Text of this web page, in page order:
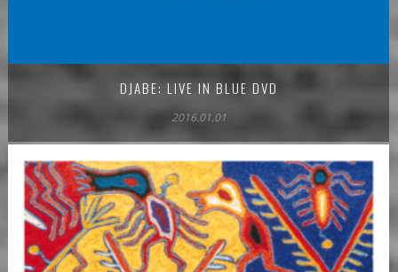
DJABE: LIVE IN BLUE DVD
2016.01.01